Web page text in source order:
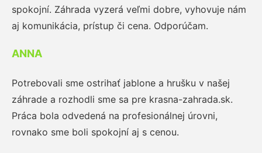
spokojní. Záhrada vyzerá veľmi dobre, vyhovuje nám
aj komunikácia, prístup či cena. Odporúčam.
ANNA
Potrebovali sme ostrihať jablone a hrušku v našej
záhrade a rozhodli sme sa pre krasna-zahrada.sk.
Práca bola odvedená na profesionálnej úrovni,
rovnako sme boli spokojní aj s cenou.